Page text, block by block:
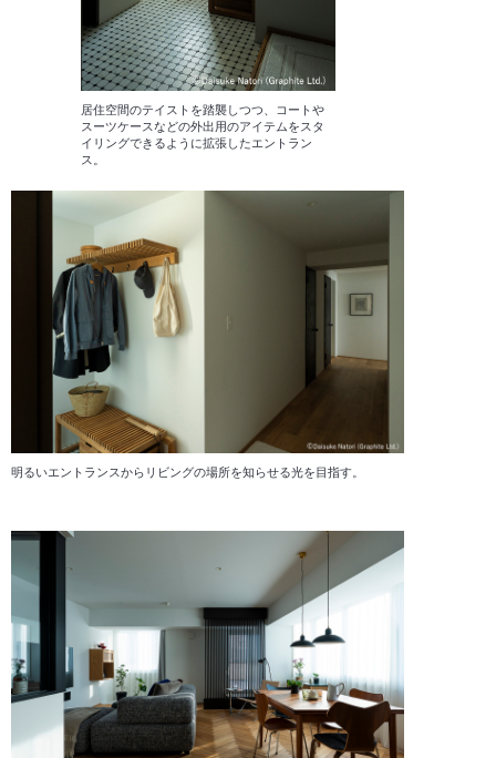
居住空間のテイストを踏襲しつつ、コートや
スーツケースなどの外出用のアイテムをスタ
イリングできるように拡張したエントラン
ス。
明るいエントランスからリビングの場所を知らせる光を目指す。